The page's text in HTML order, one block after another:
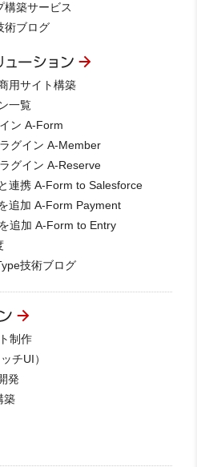
築サービス
術ブログ
用サイト構築
一覧
ン A-Form
グイン A-Member
グイン A-Reserve
連携 A-Form to Salesforce
追加 A-Form Payment
追加 A-Form to Entry
技術ブログ
制作
チUI）
発
築